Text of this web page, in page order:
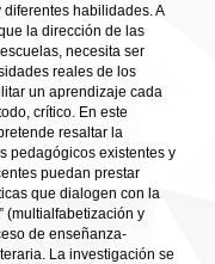
habilidades. A
la dirección de las
necesita ser
reales de los
un aprendizaje cada
crítico. En este
resaltar la
pedagógicos existentes y
puedan prestar
que dialogen con la
(multialfabetización y
de enseñanza-
La investigación se